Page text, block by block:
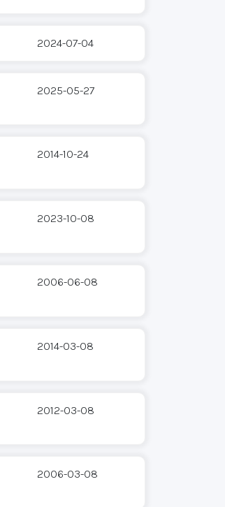
2024-07-04
2025-05-27
2014-10-24
2023-10-08
2006-06-08
2014-03-08
2012-03-08
2006-03-08